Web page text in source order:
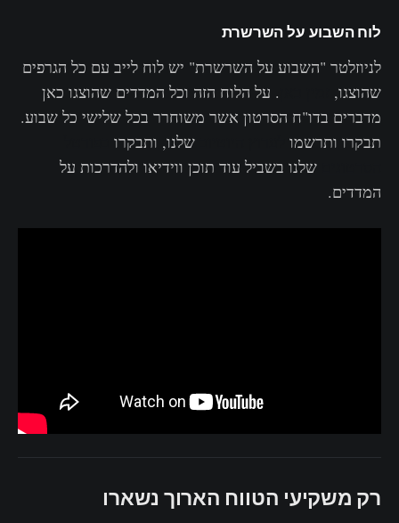
‌לוח השבוע על השרשרת
לניוזלטר "השבוע על השרשרת" יש לוח לייב עם כל הגרפים
שהוצגו,
. על הלוח הזה וכל המדדים שהוצגו כאן
מדברים בדו"ח הסרטון אשר משוחרר בכל שלישי כל שבוע.
תבקרו ותרשמו
שלנו, ותבקרו
שלנו בשביל עוד תוכן ווידיאו ולהדרכות על
המדדים.
רק משקיעי הטווח הארוך נשארו